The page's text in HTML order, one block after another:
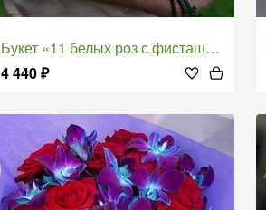
Букет «11 белых роз с фисташкой»
4 440₽